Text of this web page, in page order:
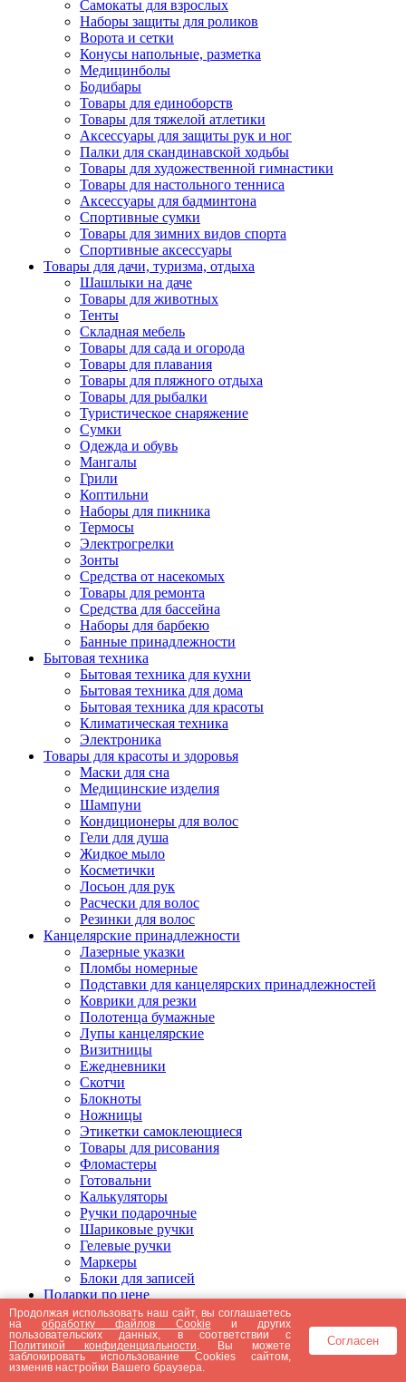
Самокаты для взрослых
Наборы защиты для роликов
Ворота и сетки
Конусы напольные, разметка
Медицинболы
Бодибары
Товары для единоборств
Товары для тяжелой атлетики
Аксессуары для защиты рук и ног
Палки для скандинавской ходьбы
Товары для художественной гимнастики
Товары для настольного тенниса
Аксессуары для бадминтона
Спортивные сумки
Товары для зимних видов спорта
Спортивные аксессуары
Товары для дачи, туризма, отдыха
Шашлыки на даче
Товары для животных
Тенты
Складная мебель
Товары для сада и огорода
Товары для плавания
Товары для пляжного отдыха
Товары для рыбалки
Туристическое снаряжение
Сумки
Одежда и обувь
Мангалы
Грили
Коптильни
Наборы для пикника
Термосы
Электрогрелки
Зонты
Средства от насекомых
Товары для ремонта
Средства для бассейна
Наборы для барбекю
Банные принадлежности
Бытовая техника
Бытовая техника для кухни
Бытовая техника для дома
Бытовая техника для красоты
Климатическая техника
Электроника
Товары для красоты и здоровья
Маски для сна
Медицинские изделия
Шампуни
Кондиционеры для волос
Гели для душа
Жидкое мыло
Косметички
Лосьон для рук
Расчески для волос
Резинки для волос
Канцелярские принадлежности
Лазерные указки
Пломбы номерные
Подставки для канцелярских принадлежностей
Коврики для резки
Полотенца бумажные
Лупы канцелярские
Визитницы
Ежедневники
Скотчи
Блокноты
Ножницы
Этикетки самоклеющиеся
Товары для рисования
Фломастеры
Готовальни
Калькуляторы
Ручки подарочные
Шариковые ручки
Гелевые ручки
Маркеры
Блоки для записей
Подарки по цене
Подарки от 5000 рублей
Подарки до 5000 рублей
Подарки до 3000 рублей
Подарки до 2000 рублей
Подарки до 1000 рублей
Продолжая использовать наш сайт, вы соглашаетесь
наобработку файлов Cookie и других
пользовательских данных, в соответствии с
Политикой конфиденциальности . Вы можете
заблокировать использование Cookies сайтом,
изменив настройки Вашего браузера.
Согласен